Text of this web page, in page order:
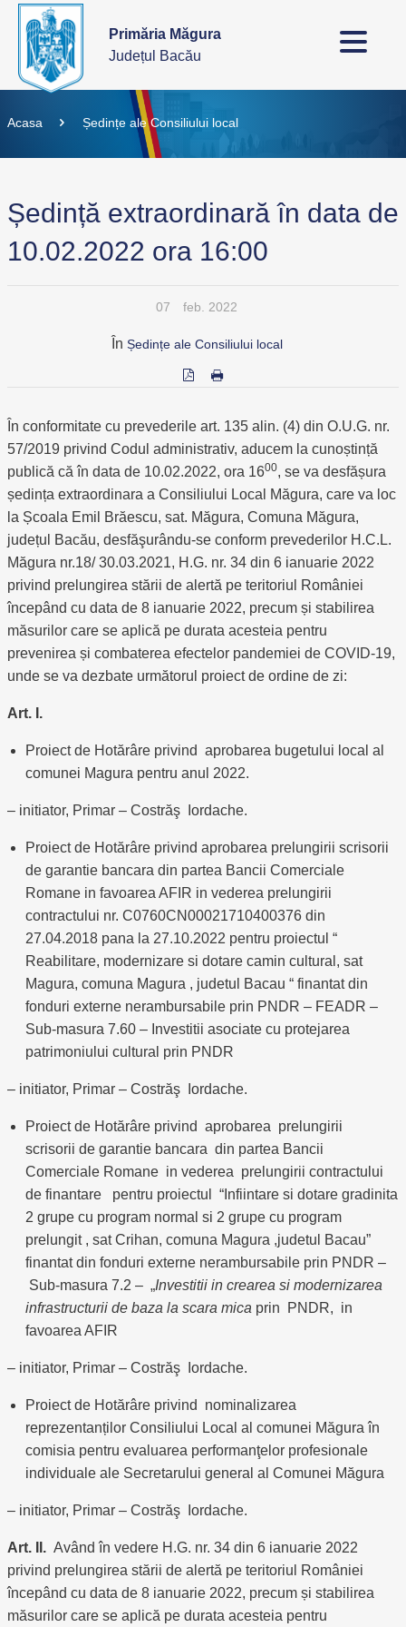
Primăria Măgura
Județul Bacău
Acasa Ședințe ale Consiliului local
Ședință extraordinară în data de
10.02.2022 ora 16:00
07 feb. 2022
În Ședințe ale Consiliului local
În conformitate cu prevederile art. 135 alin. (4) din O.U.G. nr.
57/2019 privind Codul administrativ, aducem la cunoștință
publică că în data de 10.02.2022, ora 1600, se va desfășura
ședința extraordinara a Consiliului Local Măgura, care va loc
la Școala Emil Brăescu, sat. Măgura, Comuna Măgura,
județul Bacău, desfăşurându-se conform prevederilor H.C.L.
Măgura nr.18/ 30.03.2021, H.G. nr. 34 din 6 ianuarie 2022
privind prelungirea stării de alertă pe teritoriul României
începând cu data de 8 ianuarie 2022, precum și stabilirea
măsurilor care se aplică pe durata acesteia pentru
prevenirea și combaterea efectelor pandemiei de COVID-19,
unde se va dezbate următorul proiect de ordine de zi:
Art. I.
Proiect de Hotărâre privind aprobarea bugetului local al
comunei Magura pentru anul 2022.
– initiator, Primar – Costrăş Iordache.
Proiect de Hotărâre privind aprobarea prelungirii scrisorii
de garantie bancara din partea Bancii Comerciale
Romane in favoarea AFIR in vederea prelungirii
contractului nr. C0760CN00021710400376 din
27.04.2018 pana la 27.10.2022 pentru proiectul “
Reabilitare, modernizare si dotare camin cultural, sat
Magura, comuna Magura , judetul Bacau “ finantat din
fonduri externe nerambursabile prin PNDR – FEADR –
Sub-masura 7.60 – Investitii asociate cu protejarea
patrimoniului cultural prin PNDR
– initiator, Primar – Costrăş Iordache.
Proiect de Hotărâre privind aprobarea prelungirii
scrisorii de garantie bancara din partea Bancii
Comerciale Romane in vederea prelungirii contractului
de finantare pentru proiectul “Infiintare si dotare gradinita
2 grupe cu program normal si 2 grupe cu program
prelungit , sat Crihan, comuna Magura ,judetul Bacau”
finantat din fonduri externe nerambursabile prin PNDR –
Sub-masura 7.2 – „Investitii in crearea si modernizarea
infrastructurii de baza la scara mica prin PNDR, in
favoarea AFIR
– initiator, Primar – Costrăş Iordache.
Proiect de Hotărâre privind nominalizarea
reprezentanților Consiliului Local al comunei Măgura în
comisia pentru evaluarea performanţelor profesionale
individuale ale Secretarului general al Comunei Măgura
– initiator, Primar – Costrăş Iordache.
Art. II. Având în vedere H.G. nr. 34 din 6 ianuarie 2022
privind prelungirea stării de alertă pe teritoriul României
începând cu data de 8 ianuarie 2022, precum și stabilirea
măsurilor care se aplică pe durata acesteia pentru